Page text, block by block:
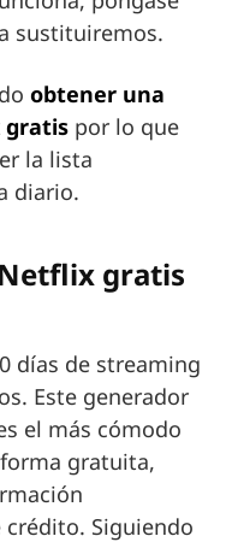
sustituiremos.
obtener una
gratis por lo que
la lista
diario.
gratis
días de streaming
Este generador
el más cómodo
gratuita,
Siguiendo